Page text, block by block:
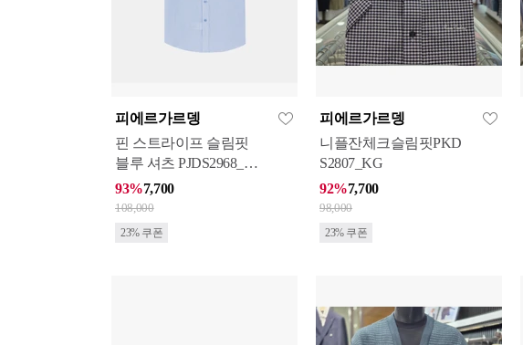
피에르가르뎅
핀 스트라이프 슬림핏
블루 셔츠 PJDS2968_K
G
93%7,700
108,000
23% 쿠폰
피에르가르뎅
니플잔체크슬림핏PKD
S2807_KG
92%7,700
98,000
23% 쿠폰